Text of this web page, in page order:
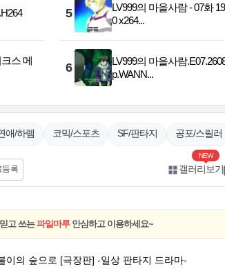
스 메
5
LV999의 마을사람 - 07화
0 x264...
6
LV999의 마을사람
p.WANN...
애/하렘 코믹/스포츠 SF/판타지 공포/스릴러
등록
NEW
갤러리보기
믿고 쓰는파일마루안심하고 이용하세요~
이의 숲으로 [극장판] -일상 판타지 드라마-